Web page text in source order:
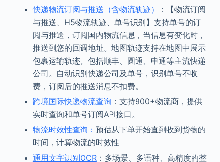
快递物流订阅与推送（含物流轨迹）
：【物流订阅
与推送、H5物流轨迹、单号识别】支持单号的订
阅与推送，订阅国内物流信息，当信息有变化时，
推送到您的回调地址。地图轨迹支持在地图中展示
包裹运输轨迹。包括顺丰、圆通、申通等主流快递
公司。自动识别快递公司及单号，识别单号不收
费，订阅后的推送消息不扣费。
跨境国际快递物流查询 ：支持900+物流商，提供
实时查询和单号订阅API接口。
物流时效性查询： 预估从下单开始直到收到货物的
时间，计算物流的时效性
通用文字识别OCR：多场景、多语种、高精度的整